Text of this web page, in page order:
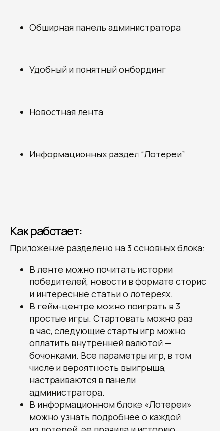
Обширная панель администратора
Удобный и понятный онбординг
Новостная лента
Информационных раздел “Лотереи”
Как работает:
Приложение разделено на 3 основных блока:
В ленте можно почитать истории
победителей, новости в формате сторис
и интересные статьи о лотереях.
В гейм-центре можно поиграть в 3
простые игры. Стартовать можно раз
в час, следующие старты игр можно
оплатить внутренней валютой —
бочонками. Все параметры игр, в том
числе и вероятность выигрыша,
настраиваются в панели
администратора.
В информационном блоке «Лотереи»
можно узнать подробнее о каждой
Получите наши
рекомендации, узнайте
стоимость и сроки
разработки вашего проекта
Овчинников Егор
Исполнительный
директор
+7 (996) 407-77-74 sales@7winds.mobi
ТелеграмМакс
Новороссийск, ул. Котанова, д.30
Москва, Духовской пер., д.17, стр.18